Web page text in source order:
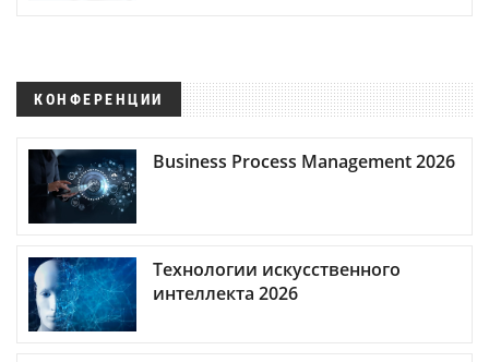
КОНФЕРЕНЦИИ
Business Process Management 2026
Технологии искусственного
интеллекта 2026